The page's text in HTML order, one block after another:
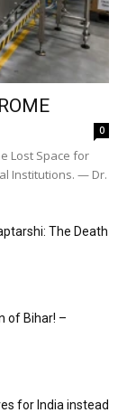
0
Lost Space for
Institutions. — Dr.
The Death
of Bihar! –
for India instead